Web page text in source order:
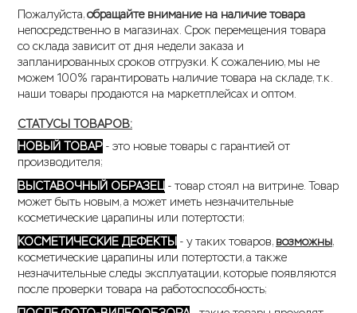
Пожалуйста,обращайте внимание на наличие товара
непосредственно в магазинах. Срок перемещения товара
со склада зависит от дня недели заказа и
запланированных сроков отгрузки. К сожалению, мы не
можем 100% гарантировать наличие товара на складе, т.к.
наши товары продаются на маркетплейсах и оптом.
СТАТУСЫ ТОВАРОВ:
НОВЫЙ ТОВАР - это новые товары с гарантией от
производителя;
ВЫСТАВОЧНЫЙ ОБРАЗЕЦ - товар стоял на витрине. Товар
может быть новым, а может иметь незначительные
косметические царапины или потертости;
КОСМЕТИЧЕСКИЕ ДЕФЕКТЫ - у таких товаров, возможны
косметические царапины или потертости, а также
незначительные следы эксплуатации, которые появляются
после проверки товара на работоспособность;